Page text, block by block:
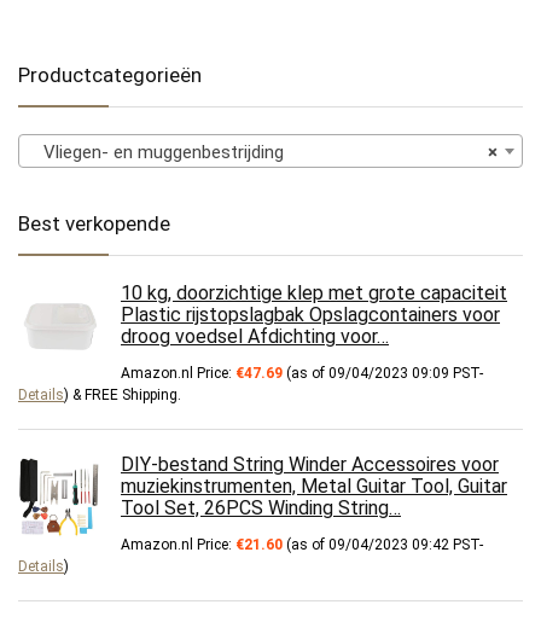
Productcategorieën
×
Vliegen- en muggenbestrijding
Best verkopende
10 kg, doorzichtige klep met grote capaciteit
Plastic rijstopslagbak Opslagcontainers voor
droog voedsel Afdichting voor…
Amazon.nl Price: €47.69 (as of 09/04/2023 09:09 PST-
Details) & FREE Shipping
DIY-bestand String Winder Accessoires voor
muziekinstrumenten, Metal Guitar Tool, Guitar
Tool Set, 26PCS Winding String…
Amazon.nl Price: €21.60 (as of 09/04/2023 09:42 PST-
Details)